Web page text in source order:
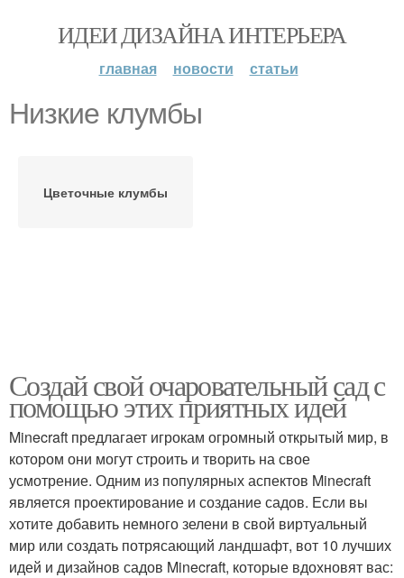
ИДЕИ ДИЗАЙНА ИНТЕРЬЕРА
главная новости статьи
Низкие клумбы
Цветочные клумбы
Создай свой очаровательный сад с
помощью этих приятных идей
Minecraft предлагает игрокам огромный открытый мир, в
котором они могут строить и творить на свое
усмотрение. Одним из популярных аспектов Minecraft
является проектирование и создание садов. Если вы
хотите добавить немного зелени в свой виртуальный
мир или создать потрясающий ландшафт, вот 10 лучших
идей и дизайнов садов Minecraft, которые вдохновят вас: